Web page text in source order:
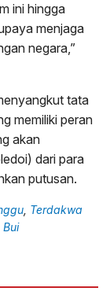
ini hingga
menjaga
negara,”
tata
memiliki peran
akan
dari para
putusan.
Terdakwa